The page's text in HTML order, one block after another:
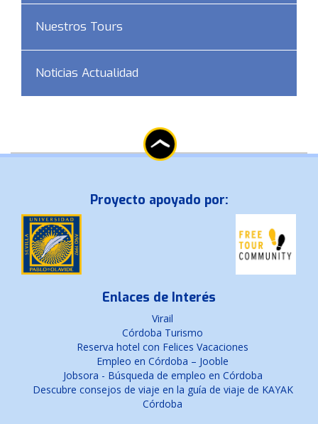
Nuestros Tours
Noticias Actualidad
Proyecto apoyado por:
Enlaces de Interés
Virail
Córdoba Turismo
Reserva hotel con Felices Vacaciones
Empleo en Córdoba – Jooble
Jobsora - Búsqueda de empleo en Córdoba
Descubre consejos de viaje en la guía de viaje de KAYAK
Córdoba